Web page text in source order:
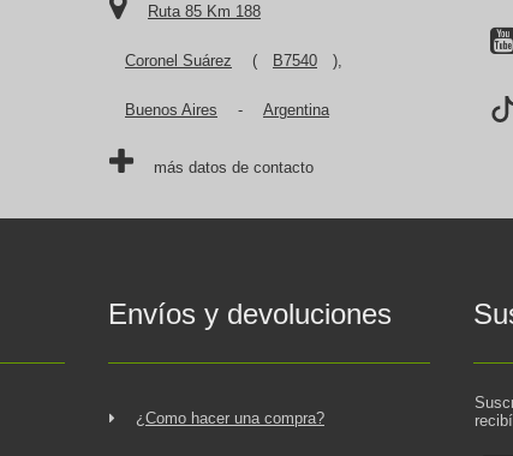
Ruta 85 Km 188
Coronel Suárez ( B7540 ),
Buenos Aires - Argentina
más datos de contacto
Envíos y devoluciones
¿Como hacer una compra?